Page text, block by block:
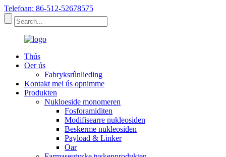
Telefoan: 86-512-52678575
Thús
Oer ús
Fabryksrûnlieding
Kontakt mei ús opnimme
Produkten
Nukloeside monomeren
Fosforamiditen
Modifisearre nukleosiden
Beskerme nukleosiden
Payload & Linker
Oar